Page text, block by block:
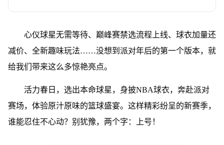
心仪球星无需等待、巅峰赛禁选流程上线、球衣加量还
减价、全新趣味玩法……没想到派对年后的第一个版本，就
给我们带来这么多惊艳亮点。
活力春日，选出本命球星，身披NBA球衣，奔赴派对
赛场，体验原汁原味的篮球盛宴。这样精彩纷呈的新赛季，
谁能忍住不心动？别犹豫，两个字：上号！